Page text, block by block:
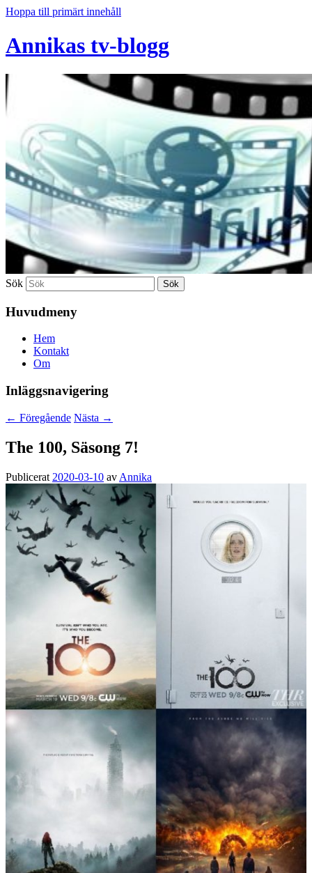
Hoppa till primärt innehåll
Annikas tv-blogg
Sök
Huvudmeny
Hem
Kontakt
Om
Inläggsnavigering
← Föregående Nästa →
The 100, Säsong 7!
Publicerat 2020-03-10 av Annika